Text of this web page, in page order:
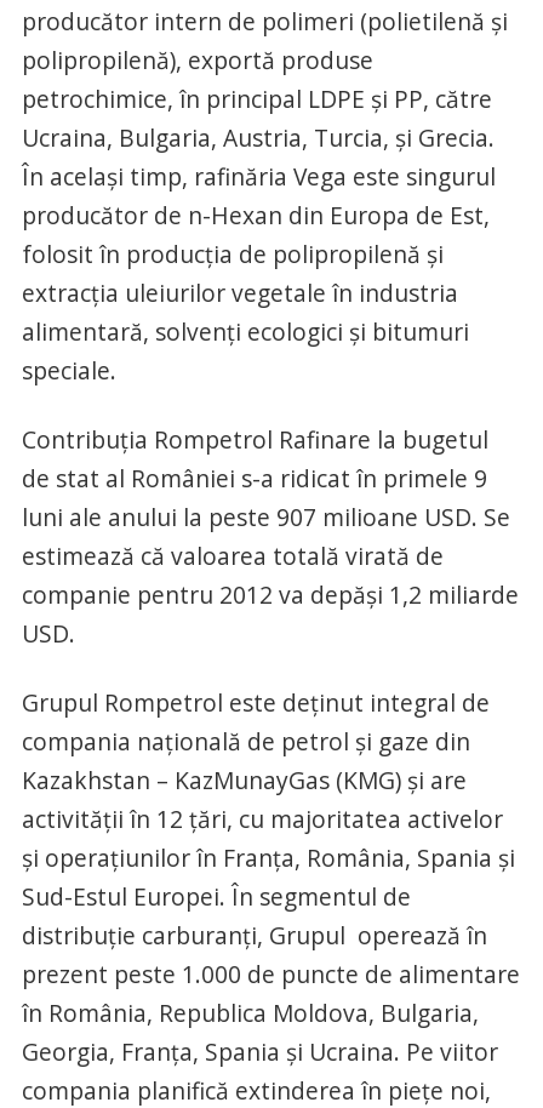
producător intern de polimeri (polietilenă şi
polipropilenă), exportă produse
petrochimice, în principal LDPE şi PP, către
Ucraina, Bulgaria, Austria, Turcia, şi Grecia.
În acelaşi timp, rafinăria Vega este singurul
producător de n-Hexan din Europa de Est,
folosit în producţia de polipropilenă şi
extracţia uleiurilor vegetale în industria
alimentară, solvenţi ecologici şi bitumuri
speciale.
Contribuţia Rompetrol Rafinare la bugetul
de stat al României s-a ridicat în primele 9
luni ale anului la peste 907 milioane USD. Se
estimează că valoarea totală virată de
companie pentru 2012 va depăşi 1,2 miliarde
USD.
Grupul Rompetrol este deţinut integral de
compania naţională de petrol şi gaze din
Kazakhstan – KazMunayGas (KMG) şi are
activităţii în 12 ţări, cu majoritatea activelor
şi operaţiunilor în Franţa, România, Spania şi
Sud-Estul Europei. În segmentul de
distribuţie carburanţi, Grupul operează în
prezent peste 1.000 de puncte de alimentare
în România, Republica Moldova, Bulgaria,
Georgia, Franţa, Spania şi Ucraina. Pe viitor
compania planifică extinderea în pieţe noi,